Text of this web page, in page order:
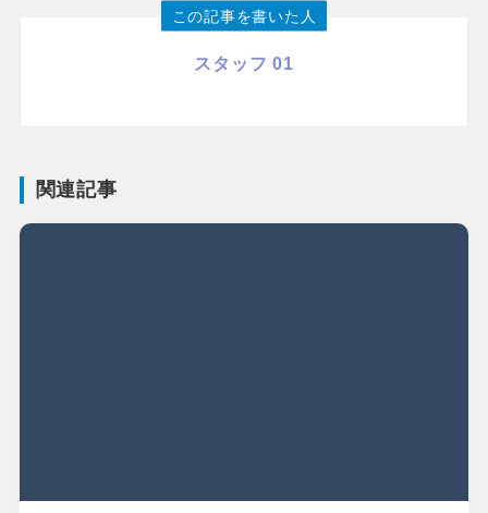
この記事を書いた人
スタッフ 01
関連記事